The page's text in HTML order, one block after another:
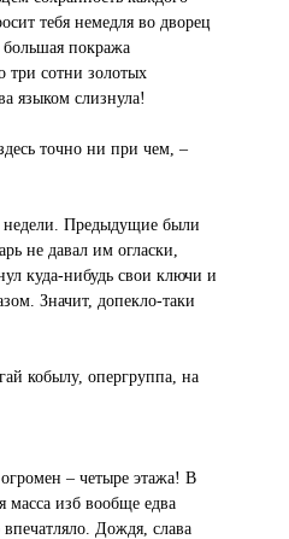
тебя немедля во дворец
покража
три сотни золотых
языком слизнула!
точно ни при чем, –
недели. Предыдущие были
не давал им огласки,
куда-нибудь свои ключи и
Значит, допекло-таки
кобылу, опергруппа, на
– четыре этажа! В
масса изб вообще едва
Дождя, слава